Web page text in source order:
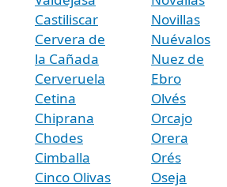
Castiliscar
Cervera de
la Cañada
Cerveruela
Cetina
Chiprana
Chodes
Cimballa
Cinco Olivas
Novillas
Nuévalos
Nuez de
Ebro
Olvés
Orcajo
Orera
Orés
Oseja